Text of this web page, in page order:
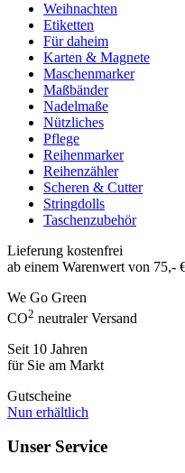
Weihnachten
Etiketten
Für daheim
Karten & Magnete
Maschenmarker
Maßbänder
Nadelmaße
Nützliches
Pflege
Reihenmarker
Reihenzähler
Scheren & Cutter
Stringdolls
Taschenzubehör
Lieferung kostenfrei
ab einem Warenwert von 75,-
We Go Green
CO2 neutraler Versand
Seit 10 Jahren
für Sie am Markt
Gutscheine
Nun erhältlich
Unser Service